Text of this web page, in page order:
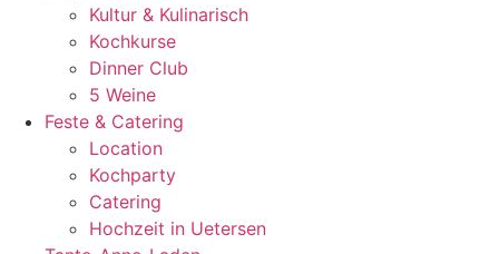
Kultur & Kulinarisch
Kochkurse
Dinner Club
5 Weine
Feste & Catering
Location
Kochparty
Catering
Hochzeit in Uetersen